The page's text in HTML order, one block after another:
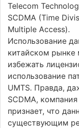
Telecom
SCDMA (Time
Multiple Access).
Использование
китайском рынке
избежать
использование
UMTS. Правда,
SCDMA,
признает, что
существующим